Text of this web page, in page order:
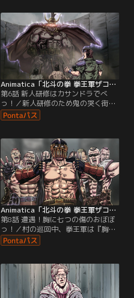
Animatica「北斗の拳 拳王軍ザコたちの挽歌」 第06話
第6話 新人研修はカサンドラでべ
っ！／新人研修のため鬼の哭く街カ
サンドラにやってきたノブ。そこで
待っていたのは、獄長のウイグルだ
Animatica「北斗の拳 拳王軍ザコたちの挽歌」 第08話
第8話 遭遇！胸に七つの傷のおぼぼ
っ！／村の巡回中、拳王軍は『胸に
七つの傷がある男』に遭遇！！この
男は果たして…？